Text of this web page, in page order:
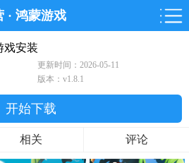
· 鸿蒙游戏
件
专题
戏安装
更新时间：2026-05-11
版本：v1.8.1
开始下载
相关 评论